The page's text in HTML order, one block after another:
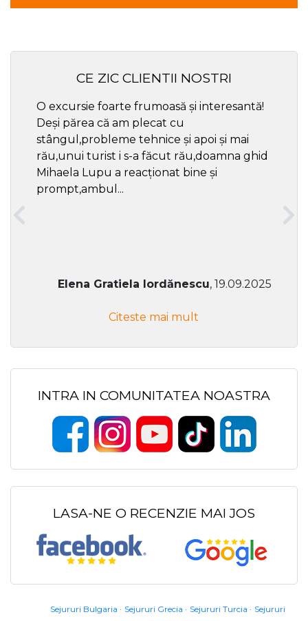
CE ZIC CLIENTII NOSTRI
O excursie foarte frumoasă și interesantă!
Deși părea că am plecat cu
stângul,probleme tehnice și apoi și mai
rău,unui turist i s-a făcut rău,doamna ghid
Mihaela Lupu a reacționat bine și
prompt,ambul...
Elena Gratiela Iordănescu, 19.09.2025
Citeste mai mult
INTRA IN COMUNITATEA NOASTRA
LASA-NE O RECENZIE MAI JOS
Sejururi Bulgaria Sejururi Grecia Sejururi Turcia
Sejururi